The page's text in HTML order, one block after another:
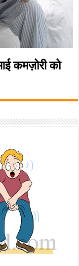
कमज़ोरी को